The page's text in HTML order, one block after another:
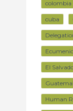
colombia
cuba
El
Human